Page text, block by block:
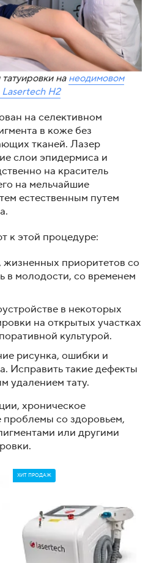
нанеодимовом
Lasertech H2
на селективном
в коже без
тканей. Лазер
слои эпидермиса и
на краситель
на мельчайшие
естественным путем
к этой процедуре:
жизненных приоритетов со
в молодости, со временем
в некоторых
на открытых участках
культурой.
рисунка, ошибки и
Исправить такие дефекты
удалением тату.
хроническое
проблемы со здоровьем,
или другими
ХИТ ПРОДАЖ